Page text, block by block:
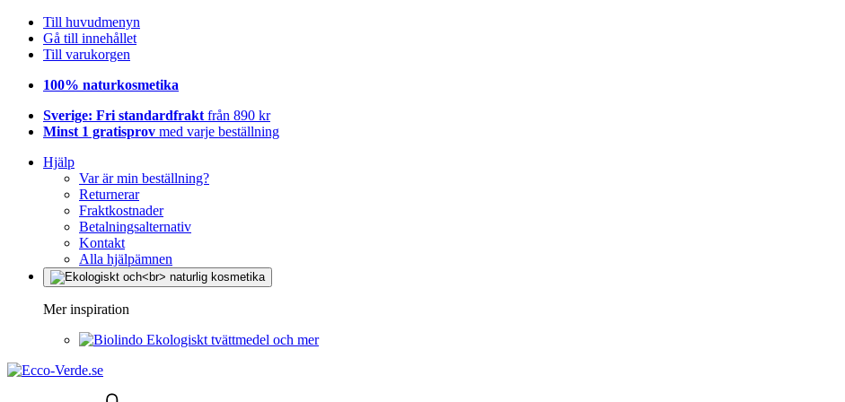
Till huvudmenyn
Gå till innehållet
Till varukorgen
100% naturkosmetika
Sverige: Fri standardfrakt från 890 kr
Minst 1 gratisprov med varje beställning
Hjälp
Var är min beställning?
Returnerar
Fraktkostnader
Betalningsalternativ
Kontakt
Alla hjälpämnen
Mer inspiration
Ekologiskt tvättmedel och mer